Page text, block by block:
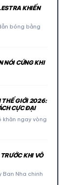
KHIẾN
bóng bằng
NÓI CỨNG KHI
THẾ GIỚI 2026:
CỰC ĐẠI
khăn ngay vòng
KHI VÔ
Nha chinh